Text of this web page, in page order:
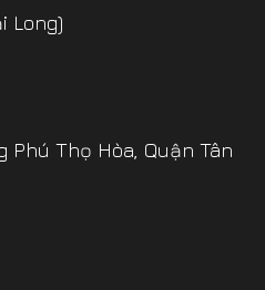
Long)
Phú Thọ Hòa, Quận Tân